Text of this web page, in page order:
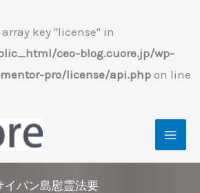
key "license" in
ceo-blog.cuore.jp/wp-
pro/license/api.php on line
イパン島慰霊法要